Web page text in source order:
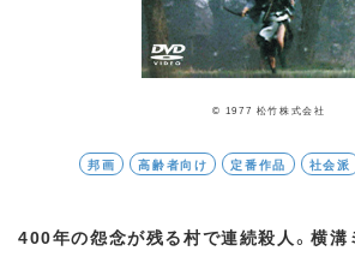
© 1977 松竹株式会社
邦画 高齢者向け 定番作品 社会派
400年の怨念が残る村で連続殺人。横溝